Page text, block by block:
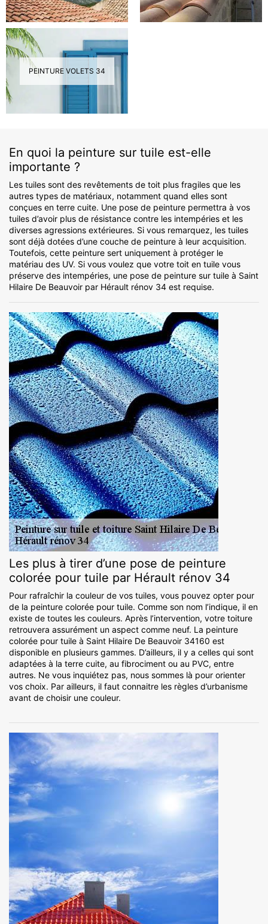
PEINTURE VOLETS 34
En quoi la peinture sur tuile est-elle
importante ?
Les tuiles sont des revêtements de toit plus fragiles que les
autres types de matériaux, notamment quand elles sont
conçues en terre cuite. Une pose de peinture permettra à vos
tuiles d’avoir plus de résistance contre les intempéries et les
diverses agressions extérieures. Si vous remarquez, les tuiles
sont déjà dotées d’une couche de peinture à leur acquisition.
Toutefois, cette peinture sert uniquement à protéger le
matériau des UV. Si vous voulez que votre toit en tuile vous
préserve des intempéries, une pose de peinture sur tuile à Saint
Hilaire De Beauvoir par Hérault rénov 34 est requise.
Les plus à tirer d’une pose de peinture
colorée pour tuile par Hérault rénov 34
Pour rafraîchir la couleur de vos tuiles, vous pouvez opter pour
de la peinture colorée pour tuile. Comme son nom l’indique, il en
existe de toutes les couleurs. Après l’intervention, votre toiture
retrouvera assurément un aspect comme neuf. La peinture
colorée pour tuile à Saint Hilaire De Beauvoir 34160 est
disponible en plusieurs gammes. D’ailleurs, il y a celles qui sont
adaptées à la terre cuite, au fibrociment ou au PVC, entre
autres. Ne vous inquiétez pas, nous sommes là pour orienter
vos choix. Par ailleurs, il faut connaitre les règles d’urbanisme
avant de choisir une couleur.